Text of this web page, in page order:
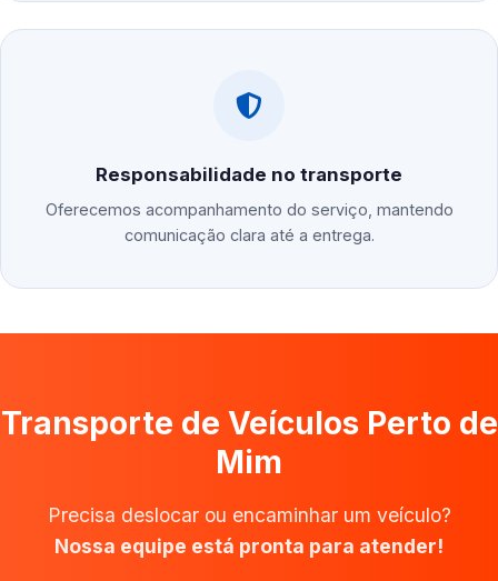
Responsabilidade no transporte
Oferecemos acompanhamento do serviço, mantendo
comunicação clara até a entrega.
Transporte de Veículos Perto de
Mim
Precisa deslocar ou encaminhar um veículo?
Nossa equipe está pronta para atender!